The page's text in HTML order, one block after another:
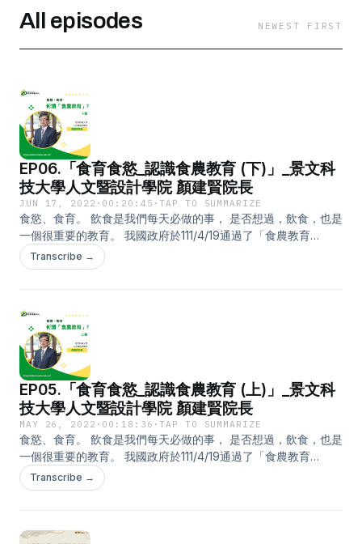
All episodes NEWEST FIRST
EP06.「食育食慾_認識食農教育 (下)」_景文科
技大學人文暨設計學院 顏建賢院長
JUN 17, 2022 · 00:20:45 ·TAP TO SUMMARIZE
食慾、食育。 飲食是我們每天必做的事， 是否想過，飲食，也是
一個很重要的教育。 我國政府於111/4/19通過了「食農教育
法」，希望藉此關懷在地農業以及國民健康。 究竟何謂「食農教
育」呢? 就讓權威 景文科技大學人文暨設計學院 顏建賢院長 來
回饋表單，如是本校教師，可以參加實用教學工具的抽獎喔! 回饋
表單網址：https://forms.gle/ZmHQD4dk2aN1ftzH9 --- 相關連
結： 國立東華大學 教學卓越中心FB粉專：
https://www.facebook.com/ndhu.cte
Transcribe →
EP05.「食育食慾_認識食農教育 (上)」_景文科
技大學人文暨設計學院 顏建賢院長
MAY 26, 2022 · 00:18:36 ·TAP TO SUMMARIZE
食慾、食育。 飲食是我們每天必做的事， 是否想過，飲食，也是
一個很重要的教育。 我國政府於111/4/19通過了「食農教育
法」，希望藉此關懷在地農業以及國民健康。 究竟何謂「食農教
育」呢? 就讓權威 景文科技大學人文暨設計學院 顏建賢院長 來
回饋表單，如是本校教師，可以參加實用教學工具的抽獎喔! 回饋
Transcribe →